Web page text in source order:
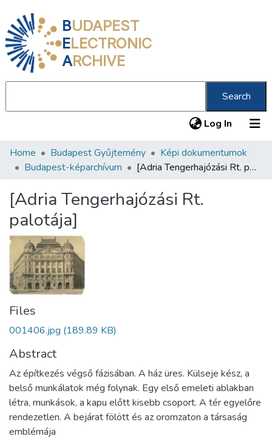
BUDAPEST
ELECTRONIC
ARCHIVE
Search
Log In (current)
Communities & Collections
Statistics
About us
Home Budapest Gyűjtemény
Képi dokumentumok
Budapest-képarchívum
[Adria Tengerhajózási Rt. palotája]
[Adria Tengerhajózási Rt.
palotája]
Files
001406.jpg (189.89 KB)
Abstract
Az építkezés végső fázisában. A ház üres. Külseje kész, a
belső munkálatok még folynak. Egy első emeleti ablakban
létra, munkások, a kapu előtt kisebb csoport. A tér egyelőre
rendezetlen. A bejárat fölött és az oromzaton a társaság
emblémája